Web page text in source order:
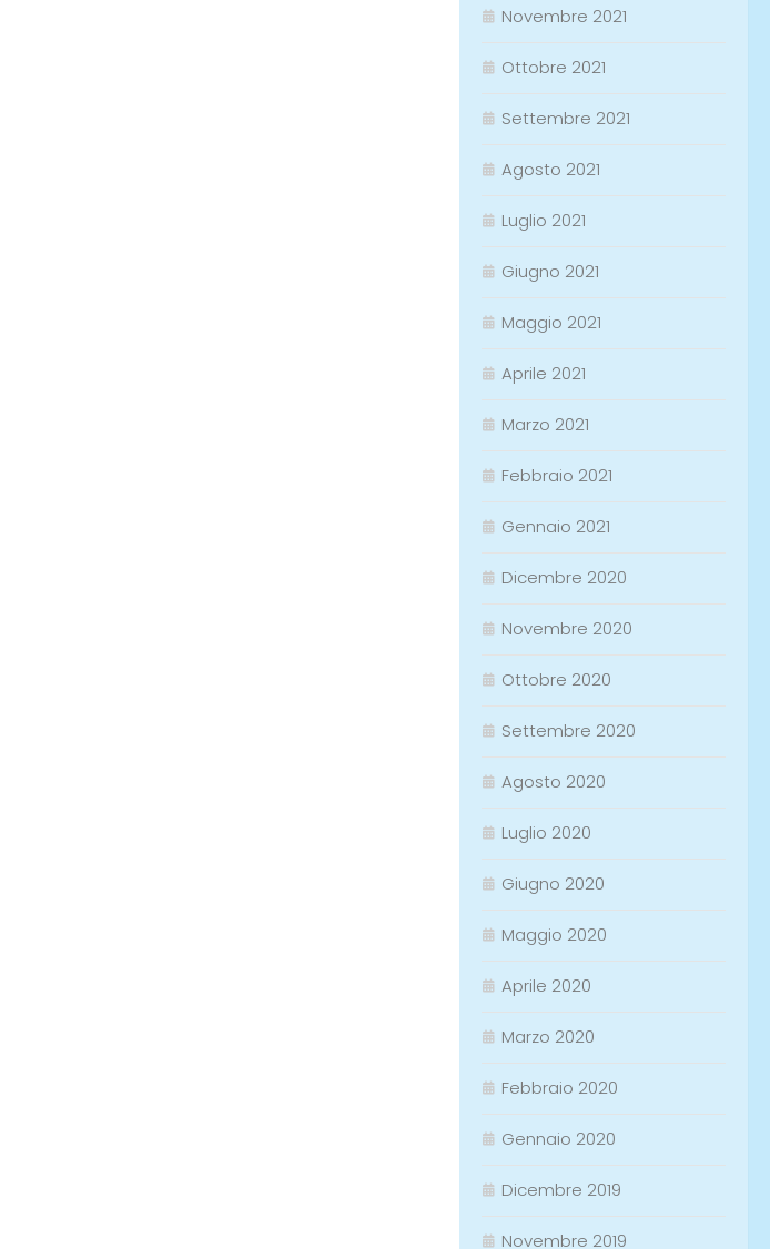
Novembre 2021
Ottobre 2021
Settembre 2021
Agosto 2021
Luglio 2021
Giugno 2021
Maggio 2021
Aprile 2021
Marzo 2021
Febbraio 2021
Gennaio 2021
Dicembre 2020
Novembre 2020
Ottobre 2020
Settembre 2020
Agosto 2020
Luglio 2020
Giugno 2020
Maggio 2020
Aprile 2020
Marzo 2020
Febbraio 2020
Gennaio 2020
Dicembre 2019
Novembre 2019